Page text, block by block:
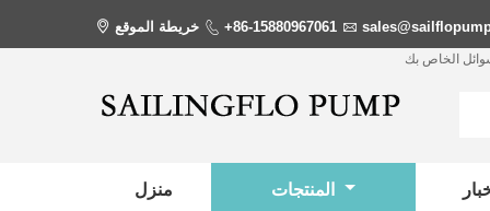
 خريطة الموقع  +86-15880967061 
الخاص بك
منزل